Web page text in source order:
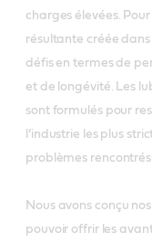
charges élevées.
résultante créée
défis en termes de
et de longévité. Les
sont formulés pour
l’industrie les plus
problèmes
Nous avons conçu
pouvoir offrir les